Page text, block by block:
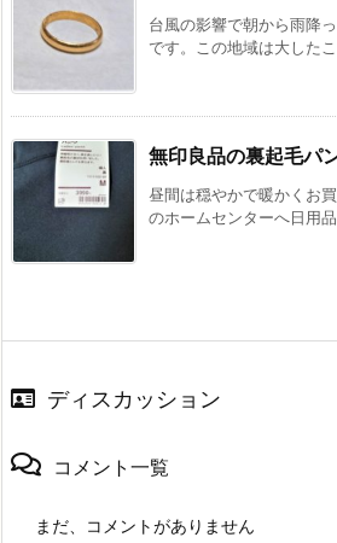
台風の影響で朝から雨降
です。この地域は大した
無印良品の裏起毛パ
昼間は穏やかで暖かくお
のホームセンターへ日用
ディスカッション
コメント一覧
まだ、コメントがありません